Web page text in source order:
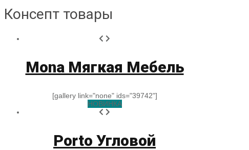
Консепт товары
Mona Мягкая Мебель
[gallery link="none" ids="39742"]
НОВИНКА
Porto Угловой